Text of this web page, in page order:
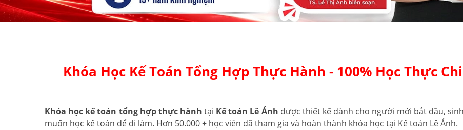
Khóa Học Kế Toán Tổng Hợp Thực Hành - 100% Học Thực
Khóa học kế toán tổng hợp thực hành tại Kế toán Lê Ánh được thiết kế dành cho người mới bắt đầu,
muốn học kế toán để đi làm. Hơn 50.000 + học viên đã tham gia và hoàn thành khóa học tại Kế toán Lê Ánh.